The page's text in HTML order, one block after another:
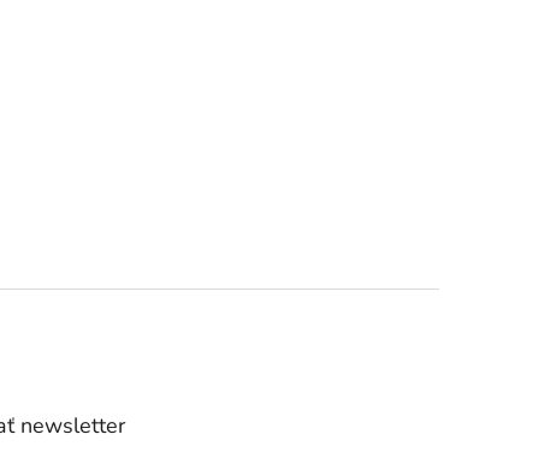
newsletter